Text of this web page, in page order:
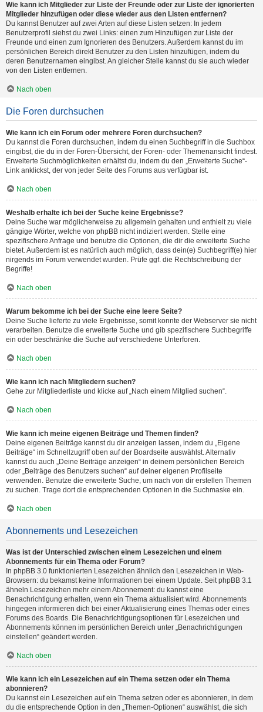
Wie kann ich Mitglieder zur Liste der Freunde oder zur Liste der ignorierten
Mitglieder hinzufügen oder diese wieder aus den Listen entfernen?
Du kannst Benutzer auf zwei Arten auf diese Listen setzen: In jedem
Benutzerprofil siehst du zwei Links: einen zum Hinzufügen zur Liste der
Freunde und einen zum Ignorieren des Benutzers. Außerdem kannst du im
persönlichen Bereich direkt Benutzer zu den Listen hinzufügen, indem du
deren Benutzernamen eingibst. An gleicher Stelle kannst du sie auch wieder
von den Listen entfernen.
Nach oben
Die Foren durchsuchen
Wie kann ich ein Forum oder mehrere Foren durchsuchen?
Du kannst die Foren durchsuchen, indem du einen Suchbegriff in die Suchbox
eingibst, die du in der Foren-Übersicht, der Foren- oder Themenansicht findest.
Erweiterte Suchmöglichkeiten erhältst du, indem du den „Erweiterte Suche“-
Link anklickst, der von jeder Seite des Forums aus verfügbar ist.
Nach oben
Weshalb erhalte ich bei der Suche keine Ergebnisse?
Deine Suche war möglicherweise zu allgemein gehalten und enthielt zu viele
gängige Wörter, welche von phpBB nicht indiziert werden. Stelle eine
spezifischere Anfrage und benutze die Optionen, die dir die erweiterte Suche
bietet. Außerdem ist es natürlich auch möglich, dass dein(e) Suchbegriff(e) hier
nirgends im Forum verwendet wurden. Prüfe ggf. die Rechtschreibung der
Begriffe!
Nach oben
Warum bekomme ich bei der Suche eine leere Seite?
Deine Suche lieferte zu viele Ergebnisse, somit konnte der Webserver sie nicht
verarbeiten. Benutze die erweiterte Suche und gib spezifischere Suchbegriffe
ein oder beschränke die Suche auf verschiedene Unterforen.
Nach oben
Wie kann ich nach Mitgliedern suchen?
Gehe zur Mitgliederliste und klicke auf „Nach einem Mitglied suchen“.
Nach oben
Wie kann ich meine eigenen Beiträge und Themen finden?
Deine eigenen Beiträge kannst du dir anzeigen lassen, indem du „Eigene
Beiträge“ im Schnellzugriff oben auf der Boardseite auswählst. Alternativ
kannst du auch „Deine Beiträge anzeigen“ in deinem persönlichen Bereich
oder „Beiträge des Benutzers suchen“ auf deiner eigenen Profilseite
verwenden. Benutze die erweiterte Suche, um nach von dir erstellen Themen
zu suchen. Trage dort die entsprechenden Optionen in die Suchmaske ein.
Nach oben
Abonnements und Lesezeichen
Was ist der Unterschied zwischen einem Lesezeichen und einem
Abonnements für ein Thema oder Forum?
In phpBB 3.0 funktionierten Lesezeichen ähnlich den Lesezeichen in Web-
Browsern: du bekamst keine Informationen bei einem Update. Seit phpBB 3.1
ähneln Lesezeichen mehr einem Abonnement: du kannst eine
Benachrichtigung erhalten, wenn ein Thema aktualisiert wird. Abonnements
hingegen informieren dich bei einer Aktualisierung eines Themas oder eines
Forums des Boards. Die Benachrichtigungsoptionen für Lesezeichen und
Abonnements können im persönlichen Bereich unter „Benachrichtigungen
einstellen“ geändert werden.
Nach oben
Wie kann ich ein Lesezeichen auf ein Thema setzen oder ein Thema
abonnieren?
Du kannst ein Lesezeichen auf ein Thema setzen oder es abonnieren, in dem
du die entsprechende Option in den „Themen-Optionen“ auswählst, die sich